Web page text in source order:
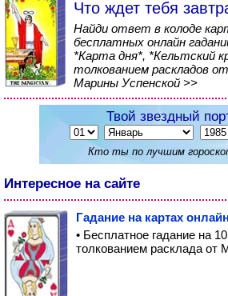
Что ждет тебя
Найди ответ в колоде
бесплатных онлайн
*Карта дня*, *Кельтский
толкованием раскладов
Марины Успенской >>
Твой звездный
Кто ты по лучшим
Интересное на сайте
Гадание на картах онлайн
• Бесплатное гадание на
толкованием расклада от